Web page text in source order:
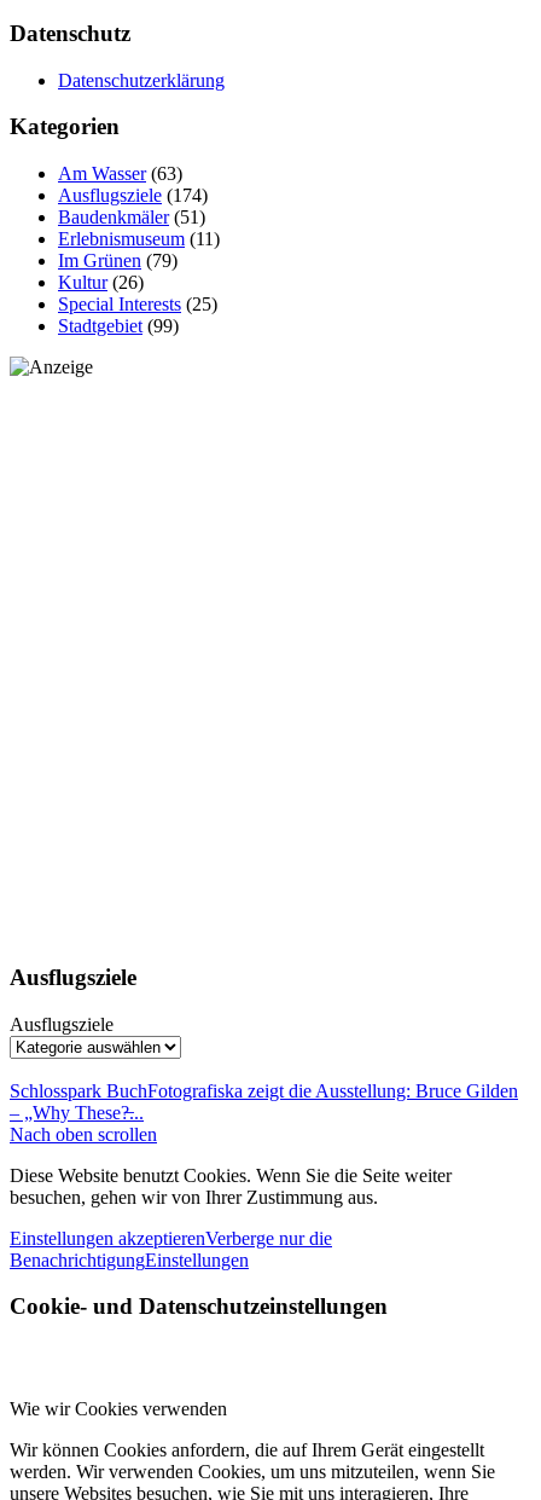
Datenschutz
Datenschutzerklärung
Kategorien
Am Wasser(63)
Ausflugsziele (174)
Baudenkmäler(51)
Erlebnismuseum (11)
Im Grünen (79)
Kultur(26)
Special Interests (25)
Stadtgebiet (99)
Ausflugsziele
Ausflugsziele
Schlosspark BuchFotografiska zeigt die Ausstellung: Bruce Gilden
– „Why These?̶...
Nach oben scrollen
Diese Website benutzt Cookies. Wenn Sie die Seite weiter
besuchen, gehen wir von Ihrer Zustimmung aus.
Einstellungen akzeptierenVerberge nur die
BenachrichtigungEinstellungen
Cookie- und Datenschutzeinstellungen
Wie wir Cookies verwenden
Wir können Cookies anfordern, die auf Ihrem Gerät eingestellt
werden. Wir verwenden Cookies, um uns mitzuteilen, wenn Sie
unsere Websites besuchen, wie Sie mit uns interagieren, Ihre